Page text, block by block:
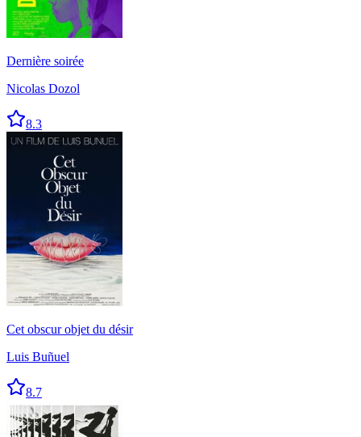
Dernière soirée
Nicolas Dozol
8.3
Cet obscur objet du désir
Luis Buñuel
8.7